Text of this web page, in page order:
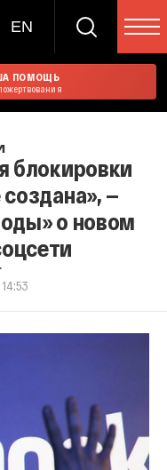
EN
ПОМОЩЬ
блокировки
—
о новом